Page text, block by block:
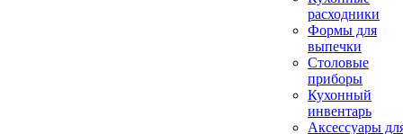
расходники
Формы для
выпечки
Столовые
приборы
Кухонный
инвентарь
Аксессуары